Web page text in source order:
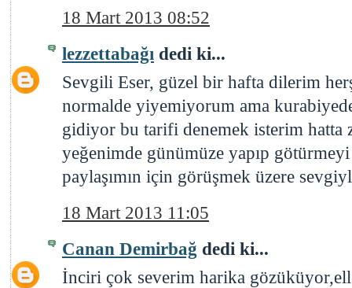
18 Mart 2013 08:52
lezzettabağı dedi ki...
Sevgili Eser, güzel bir hafta dilerim
normalde yiyemiyorum ama
gidiyor bu tarifi denemek isterim hatta
yeğenimde günümüze yapıp
paylaşımın için görüşmek üzere
18 Mart 2013 11:05
Canan Demirbağ dedi ki...
İnciri çok severim harika